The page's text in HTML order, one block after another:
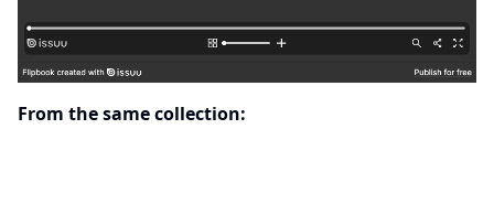
From the same collection: